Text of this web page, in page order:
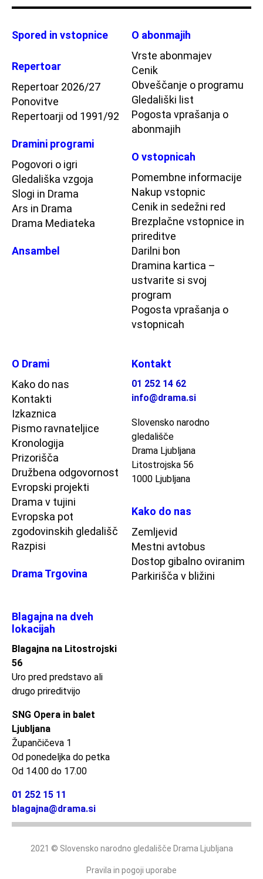
Spored in vstopnice
Repertoar
Repertoar 2026/27
Ponovitve
Repertoarji od 1991/92
Dramini programi
Pogovori o igri
Gledališka vzgoja
Slogi in Drama
Ars in Drama
Drama Mediateka
Ansambel
O abonmajih
Vrste abonmajev
Cenik
Obveščanje o programu
Gledališki list
Pogosta vprašanja o
abonmajih
O vstopnicah
Pomembne informacije
Nakup vstopnic
Cenik in sedežni red
Brezplačne vstopnice in
prireditve
Darilni bon
Dramina kartica –
ustvarite si svoj
program
Pogosta vprašanja o
vstopnicah
O Drami
Kako do nas
Kontakti
Izkaznica
Pismo ravnateljice
Kronologija
Prizorišča
Družbena odgovornost
Evropski projekti
Drama v tujini
Evropska pot
zgodovinskih gledališč
Razpisi
Drama Trgovina
Kontakt
01 252 14 62
info@drama.si
Slovensko narodno
gledališče
Drama Ljubljana
Litostrojska 56
1000 Ljubljana
Kako do nas
Zemljevid
Mestni avtobus
Dostop gibalno oviranim
Parkirišča v bližini
Blagajna na dveh
lokacijah
Blagajna na Litostrojski
56
Uro pred predstavo ali
drugo prireditvijo
SNG Opera in balet
Ljubljana
Župančičeva 1
Od ponedeljka do petka
Od 14.00 do 17.00
01 252 15 11
blagajna@drama.si
2021 © Slovensko narodno gledališče Drama Ljubljana
Pravila in pogoji uporabe